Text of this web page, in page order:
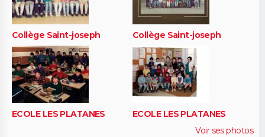
Collège Saint-joseph Collège Saint-joseph
ECOLE LES PLATANES
ECOLE LES PLATANES
Voir ses photos